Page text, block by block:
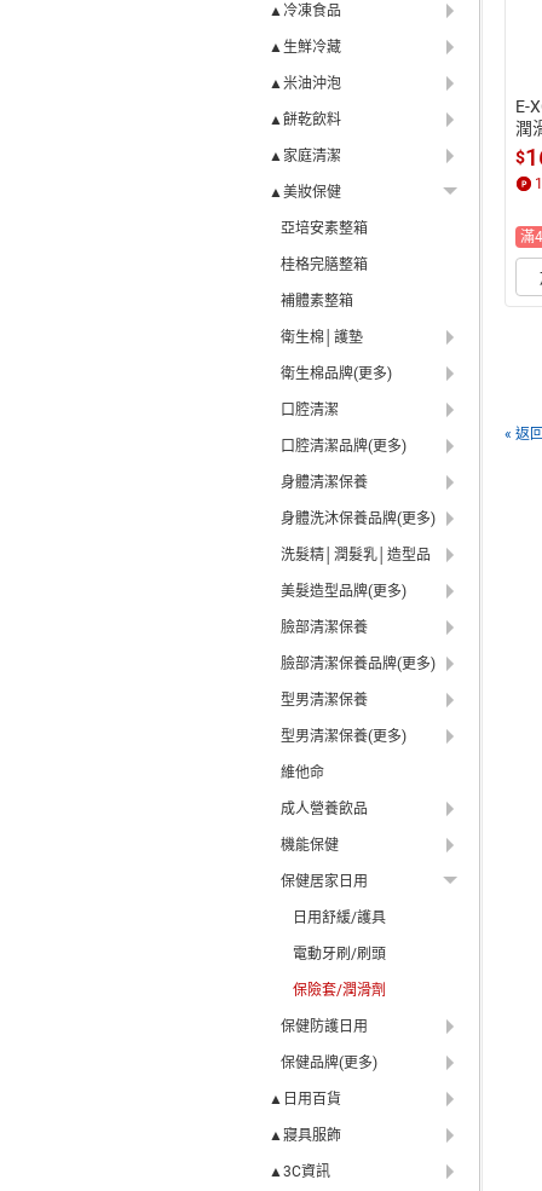
E-
潤
$
1
滿
« 返
▲冷凍食品
▲生鮮冷藏
▲米油沖泡
▲餅乾飲料
▲家庭清潔
▲美妝保健
亞培安素整箱
桂格完膳整箱
補體素整箱
衛生棉│護墊
衛生棉品牌(更多)
口腔清潔
口腔清潔品牌(更多)
身體清潔保養
身體洗沐保養品牌(更多)
洗髮精│潤髮乳│造型品
美髮造型品牌(更多)
臉部清潔保養
臉部清潔保養品牌(更多)
型男清潔保養
型男清潔保養(更多)
維他命
成人營養飲品
機能保健
保健居家日用
日用舒緩/護具
電動牙刷/刷頭
保險套/潤滑劑
保健防護日用
保健品牌(更多)
▲日用百貨
▲寢具服飾
▲3C資訊